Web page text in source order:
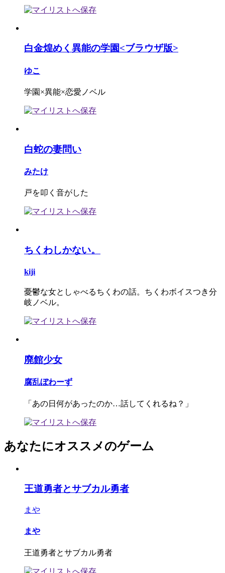
白金煌めく異能の学園<ブラウザ版>
ゆこ
学園×異能×恋愛ノベル
白蛇の妻問い
みたけ
戸を叩く音がした
ちくわしかない。
kiji
憂鬱な女としゃべるちくわの話。ちくわボイスつき分
岐ノベル。
廃館少女
腐乱ぼわーず
「あの日何があったのか…話してくれるね？」
あなたにオススメのゲーム
王道勇者とサブカル勇者
まや
まや
王道勇者とサブカル勇者